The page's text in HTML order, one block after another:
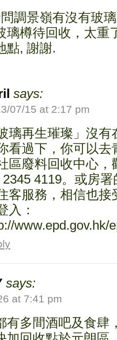
調景嶺有沒有玻
璃樽待回收，太重
點, 謝謝.
says:
07/15 at 2:17 pm
玻璃再生璀璨」沒
看過下，你可以
區廢料回收中心，
2345 4119。或房
客服務，相信也
入：
www.epd.gov.hk/
says:
at 7:41 pm
有多間酒吧及食肆